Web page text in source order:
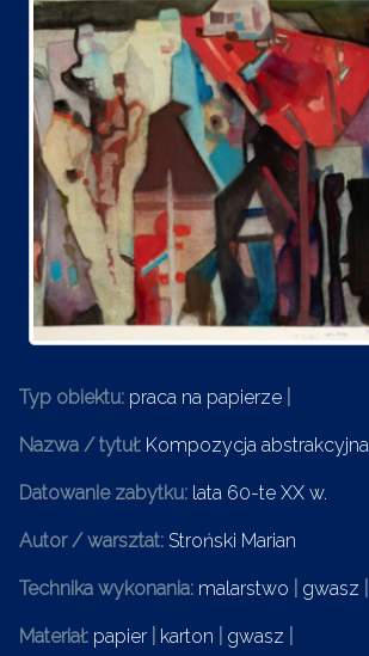
Typ obiektu: praca na papierze
Nazwa / tytuł: Kompozycja abstrakcyjna
Datowanie zabytku: lata 60-te XX w.
Autor / warsztat: Stroński Marian
Technika wykonania: malarstwo gwasz
Materiał: papier karton gwasz